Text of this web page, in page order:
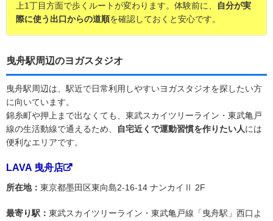
上1丁目方面で歩くルートが変わります。体験前に、
自分が実
際に使う出口からの道順を確認しておくと安心です。
曳舟駅周辺のヨガスタジオ
曳舟駅周辺は、駅近で日常利用しやすいヨガスタジオを探したい方
に向いています。
錦糸町や押上まで出なくても、東武スカイツリーライン・東武亀戸
線の生活動線で通えるため、
自宅近くで運動習慣を作りたい人には
便利なエリアです。
LAVA 曳舟店
所在地： 東京都墨田区東向島2-16-14 ナンカイⅡ 2F
最寄り駅： 東武スカイツリーライン・東武亀戸線「曳舟駅」西口よ